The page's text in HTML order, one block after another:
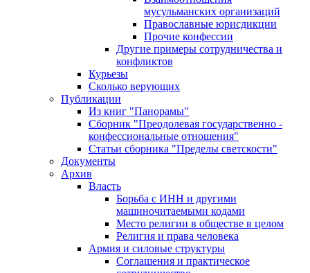
мусульманских организаций
Православные юрисдикции
Прочие конфессии
Другие примеры сотрудничества и
конфликтов
Курьезы
Сколько верующих
Публикации
Из книг "Панорамы"
Сборник "Преодолевая государственно -
конфессиональные отношения"
Статьи сборника "Пределы светскости"
Документы
Архив
Власть
Борьба с ИНН и другими
машиночитаемыми кодами
Место религии в обществе в целом
Религия и права человека
Армия и силовые структуры
Соглашения и практическое